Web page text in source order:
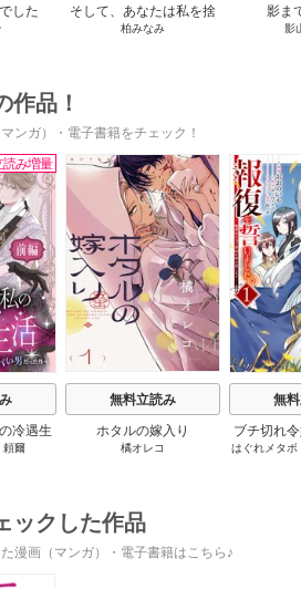
した
そして、あなたは私を捨
てる
柏みなみ
影ま
影
作品！
ンガ）・電子書籍をチェック！
読み増量
冷遇生
声をか
頼爾
無料立読み
ホタルの嫁入り
橘オレコ
無
ブチ切れ
い
はぐれメタボ
ックした作品
漫画（マンガ）・電子書籍はこちら♪